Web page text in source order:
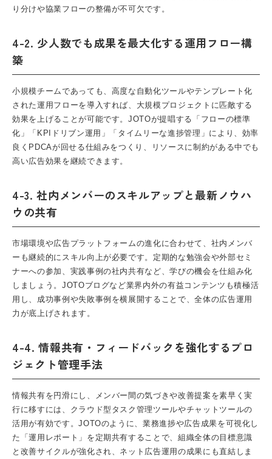
り分けや協業フローの整備が不可欠です。
4-2. 少人数でも成果を最大化する運用フロー構
築
小規模チームであっても、高度な自動化ツールやテンプレート化
された運用フローを導入すれば、大規模プロジェクトに匹敵する
効果を上げることが可能です。JOTOが提唱する「フローの標準
化」「KPIドリブン運用」「タイムリーな進捗管理」により、効率
良くPDCAが回せる仕組みをつくり、リソースに制約がある中でも
高い広告効果を継続できます。
4-3. 社内メンバーのスキルアップと最新ノウハ
ウの共有
市場環境や広告プラットフォームの進化に合わせて、社内メンバ
ーも継続的にスキル向上が必要です。定期的な勉強会や外部セミ
ナーへの参加、実践事例の社内共有など、学びの機会を仕組み化
しましょう。 JOTOブログなど業界内外の有益コンテンツも積極活
用し、成功事例や失敗事例を横展開することで、全体の広告運用
力が底上げされます。
4-4. 情報共有・フィードバックを強化するプロ
ジェクト管理手法
情報共有を円滑にし、メンバー間の気づきや改善提案を素早く実
行に移すには、クラウド型タスク管理ツールやチャットツールの
活用が有効です。JOTOのように、業務進捗や広告成果を可視化し
た「運用レポート」を定期共有することで、組織全体の目標意識
と改善サイクルが強化され、ネット広告運用の成果にも直結しま